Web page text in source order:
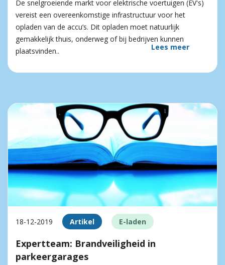
De snelgroeiende markt voor elektrische voertuigen (EV's)
vereist een overeenkomstige infrastructuur voor het
opladen van de accu’s. Dit opladen moet natuurlijk
gemakkelijk thuis, onderweg of bij bedrijven kunnen
plaatsvinden..
Lees meer
18-12-2019 Artikel E-laden
Expertteam: Brandveiligheid in
parkeergarages